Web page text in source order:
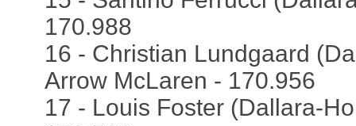
170.988
16 - Christian Lundgaard
Arrow McLaren - 170.956
17 - Louis Foster (Dallara-